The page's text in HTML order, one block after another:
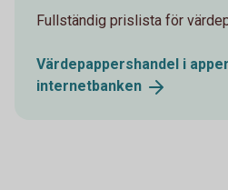
Fullständig prislista för
Värdepappershandel i
internetbanken